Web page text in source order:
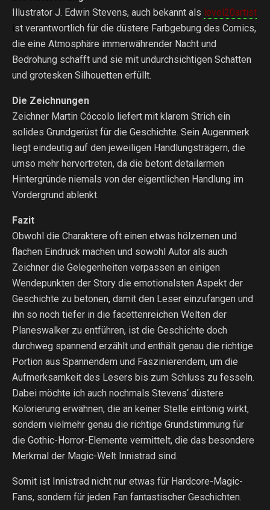
Illustrator J. Edwin Stevens, auch bekannt als level20artist
st verantwortlich für die düstere Farbgebung des Comics,
die eine Atmosphäre immerwährender Nacht und
Bedrohung schafft und sie mit undurchsichtigen Schatten
und grotesken Silhouetten erfüllt.
Die Zeichnungen
Zeichner Martin Cóccolo liefert mit klarem Strich ein
solides Grundgerüst für die Geschichte. Sein Augenmerk
liegt eindeutig auf den jeweiligen Handlungsträgern, die
umso mehr hervortreten, da die betont detailarmen
Hintergründe niemals von der eigentlichen Handlung im
Vordergrund ablenkt.
Fazit
Obwohl die Charaktere oft einen etwas hölzernen und
flachen Eindruck machen und sowohl Autor als auch
Zeichner die Gelegenheiten verpassen an einigen
Wendepunkten der Story die emotionalsten Aspekt der
Geschichte zu betonen, damit den Leser einzufangen und
ihn so noch tiefer in die facettenreichen Welten der
Planeswalker zu entführen, ist die Geschichte doch
durchweg spannend erzählt und enthält genau die richtige
Portion aus Spannendem und Faszinierendem, um die
Aufmerksamkeit des Lesers bis zum Schluss zu fesseln.
Dabei möchte ich auch nochmals Stevens‘ düstere
Kolorierung erwähnen, die an keiner Stelle eintönig wirkt,
sondern vielmehr genau die richtige Grundstimmung für
die Gothic-Horror-Elemente vermittelt, die das besondere
Merkmal der Magic-Welt Innistrad sind.
Somit ist Innistrad nicht nur etwas für Hardcore-Magic-
Fans, sondern für jeden Fan fantastischer Geschichten.